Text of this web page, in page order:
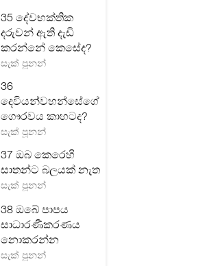
35 දේවභක්තික
දරුවන් ඇති දැඩි
කරන්නේ කෙසේද?
සැක් පූනන්
36
දෙවියන්වහන්සේගේ
ගෞරවය කාහටද?
සැක් පූනන්
37 ඔබ කෙරෙහි
සාතන්ට බලයක් නැත
සැක් පූනන්
38 ඔබේ පාපය
සාධාරණීකරණය
නොකරන්න
සැක් පූනන්